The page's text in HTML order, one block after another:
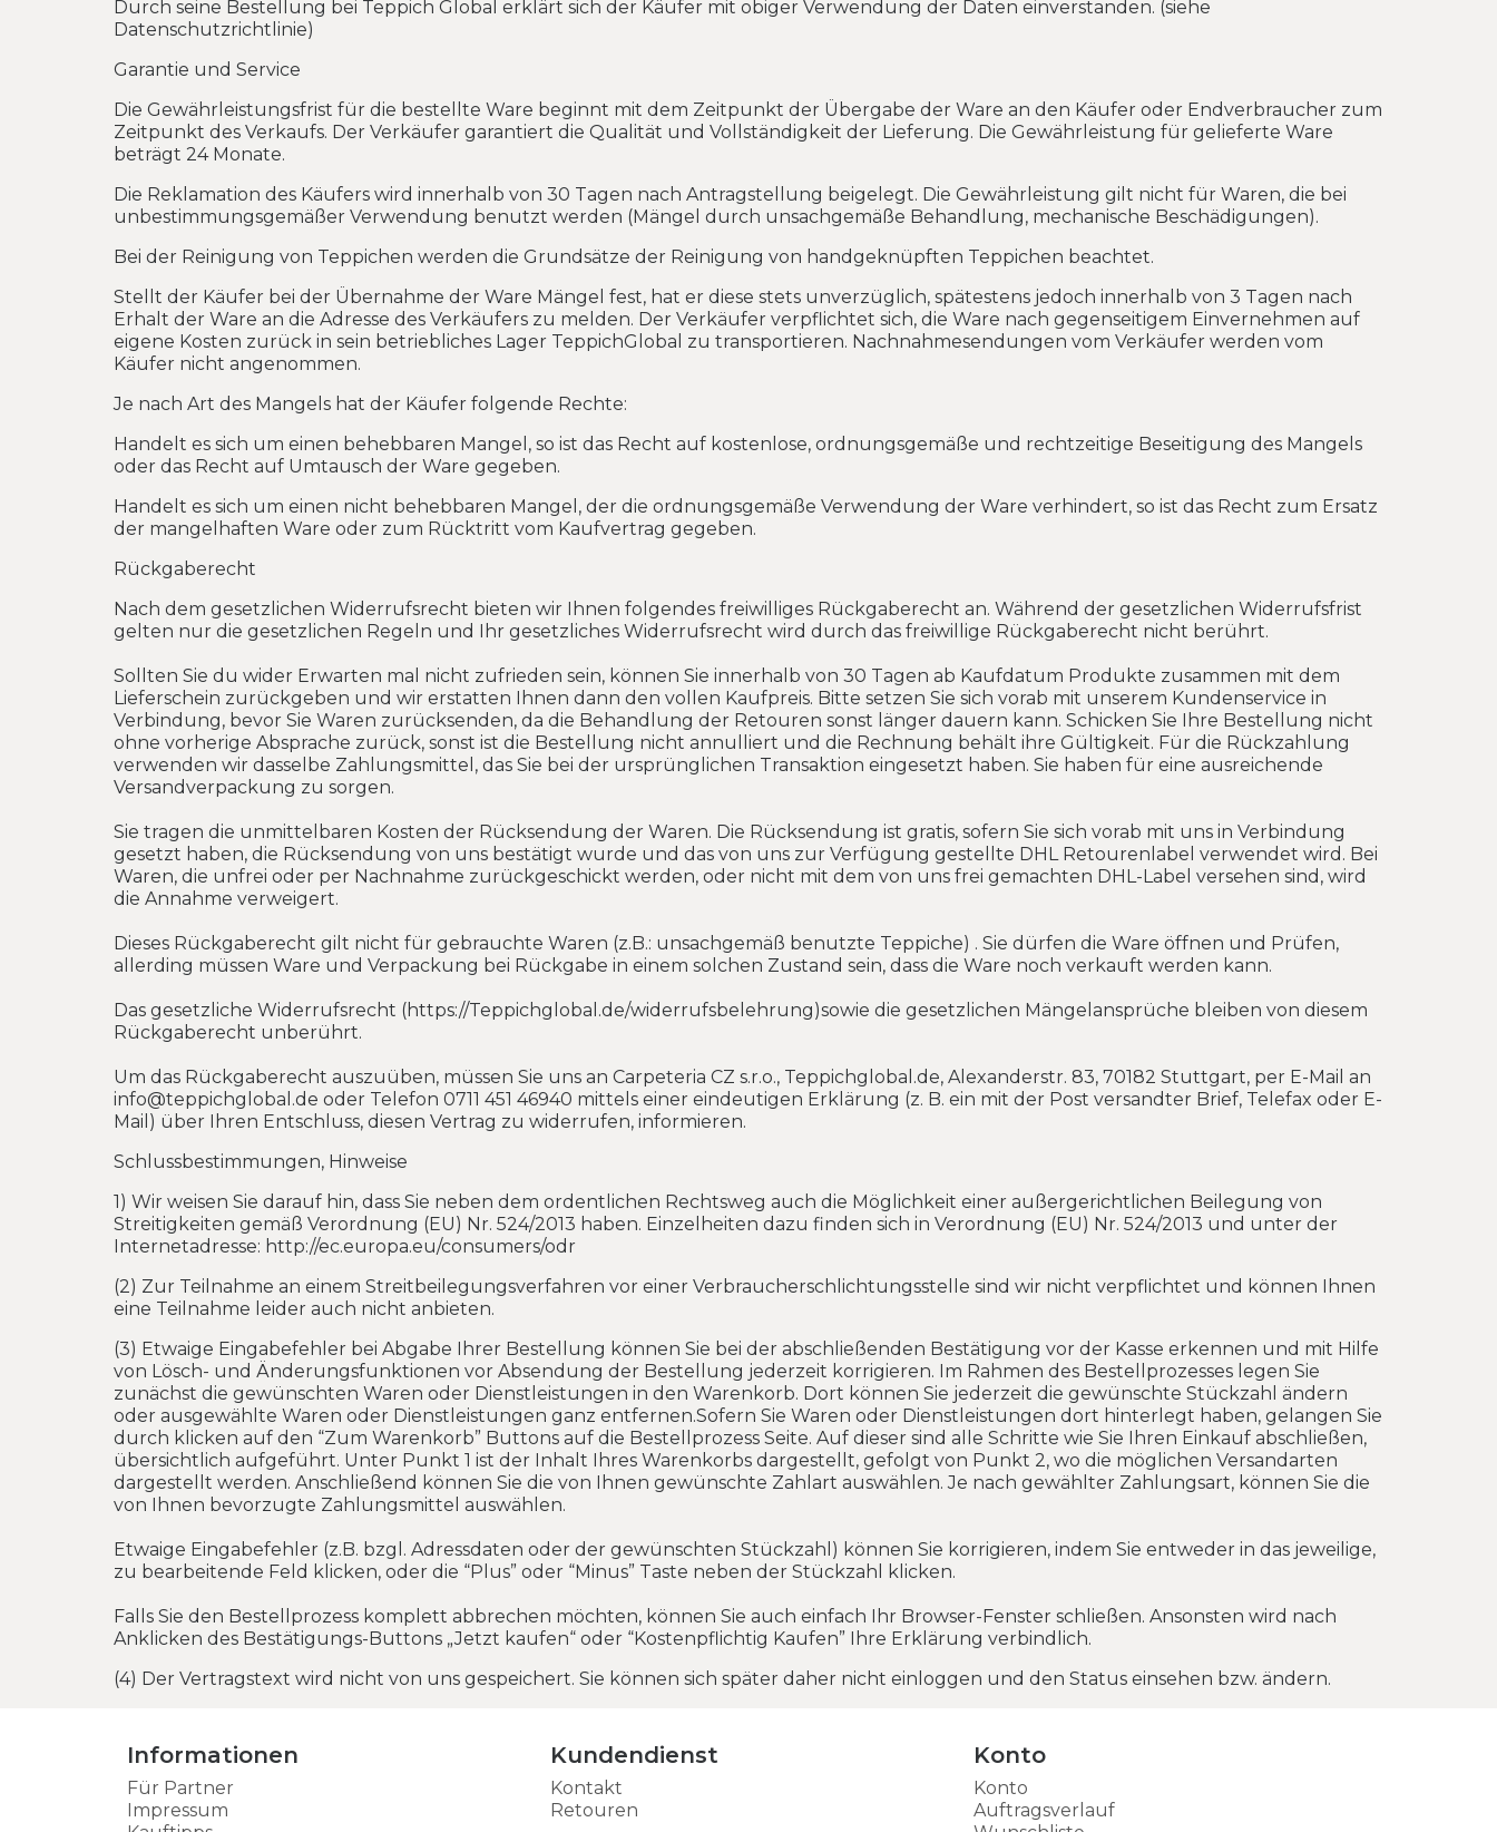
Durch seine Bestellung bei Teppich Global erklärt sich der Käufer mit obiger Verwendung der Daten einverstanden. (siehe
Datenschutzrichtlinie)
Garantie und Service
Die Gewährleistungsfrist für die bestellte Ware beginnt mit dem Zeitpunkt der Übergabe der Ware an den Käufer oder Endverbraucher zum
Zeitpunkt des Verkaufs. Der Verkäufer garantiert die Qualität und Vollständigkeit der Lieferung. Die Gewährleistung für gelieferte Ware
beträgt 24 Monate.
Die Reklamation des Käufers wird innerhalb von 30 Tagen nach Antragstellung beigelegt. Die Gewährleistung gilt nicht für Waren, die bei
unbestimmungsgemäßer Verwendung benutzt werden (Mängel durch unsachgemäße Behandlung, mechanische Beschädigungen).
Bei der Reinigung von Teppichen werden die Grundsätze der Reinigung von handgeknüpften Teppichen beachtet.
Stellt der Käufer bei der Übernahme der Ware Mängel fest, hat er diese stets unverzüglich, spätestens jedoch innerhalb von 3 Tagen nach
Erhalt der Ware an die Adresse des Verkäufers zu melden. Der Verkäufer verpflichtet sich, die Ware nach gegenseitigem Einvernehmen auf
eigene Kosten zurück in sein betriebliches Lager TeppichGlobal zu transportieren. Nachnahmesendungen vom Verkäufer werden vom
Käufer nicht angenommen.
Je nach Art des Mangels hat der Käufer folgende Rechte:
Handelt es sich um einen behebbaren Mangel, so ist das Recht auf kostenlose, ordnungsgemäße und rechtzeitige Beseitigung des Mangels
oder das Recht auf Umtausch der Ware gegeben.
Handelt es sich um einen nicht behebbaren Mangel, der die ordnungsgemäße Verwendung der Ware verhindert, so ist das Recht zum Ersatz
der mangelhaften Ware oder zum Rücktritt vom Kaufvertrag gegeben.
Rückgaberecht
Nach dem gesetzlichen Widerrufsrecht bieten wir Ihnen folgendes freiwilliges Rückgaberecht an. Während der gesetzlichen Widerrufsfrist
gelten nur die gesetzlichen Regeln und Ihr gesetzliches Widerrufsrecht wird durch das freiwillige Rückgaberecht nicht berührt.
Sollten Sie du wider Erwarten mal nicht zufrieden sein, können Sie innerhalb von 30 Tagen ab Kaufdatum Produkte zusammen mit dem
Lieferschein zurückgeben und wir erstatten Ihnen dann den vollen Kaufpreis. Bitte setzen Sie sich vorab mit unserem Kundenservice in
Verbindung, bevor Sie Waren zurücksenden, da die Behandlung der Retouren sonst länger dauern kann. Schicken Sie Ihre Bestellung nicht
ohne vorherige Absprache zurück, sonst ist die Bestellung nicht annulliert und die Rechnung behält ihre Gültigkeit. Für die Rückzahlung
verwenden wir dasselbe Zahlungsmittel, das Sie bei der ursprünglichen Transaktion eingesetzt haben. Sie haben für eine ausreichende
Versandverpackung zu sorgen.
Sie tragen die unmittelbaren Kosten der Rücksendung der Waren. Die Rücksendung ist gratis, sofern Sie sich vorab mit uns in Verbindung
gesetzt haben, die Rücksendung von uns bestätigt wurde und das von uns zur Verfügung gestellte DHL Retourenlabel verwendet wird. Bei
Waren, die unfrei oder per Nachnahme zurückgeschickt werden, oder nicht mit dem von uns frei gemachten DHL-Label versehen sind, wird
die Annahme verweigert.
Dieses Rückgaberecht gilt nicht für gebrauchte Waren (z.B.: unsachgemäß benutzte Teppiche) . Sie dürfen die Ware öffnen und Prüfen,
allerding müssen Ware und Verpackung bei Rückgabe in einem solchen Zustand sein, dass die Ware noch verkauft werden kann.
Das gesetzliche Widerrufsrecht (https://Teppichglobal.de/widerrufsbelehrung)sowie die gesetzlichen Mängelansprüche bleiben von diesem
Rückgaberecht unberührt.
Um das Rückgaberecht auszuüben, müssen Sie uns an Carpeteria CZ s.r.o., Teppichglobal.de, Alexanderstr. 83, 70182 Stuttgart, per E-Mail an
info@teppichglobal.de oder Telefon 0711 451 46940 mittels einer eindeutigen Erklärung (z. B. ein mit der Post versandter Brief, Telefax oder E-
Mail) über Ihren Entschluss, diesen Vertrag zu widerrufen, informieren.
Schlussbestimmungen, Hinweise
1) Wir weisen Sie darauf hin, dass Sie neben dem ordentlichen Rechtsweg auch die Möglichkeit einer außergerichtlichen Beilegung von
Streitigkeiten gemäß Verordnung (EU) Nr. 524/2013 haben. Einzelheiten dazu finden sich in Verordnung (EU) Nr. 524/2013 und unter der
Internetadresse: http://ec.europa.eu/consumers/odr
(2) Zur Teilnahme an einem Streitbeilegungsverfahren vor einer Verbraucherschlichtungsstelle sind wir nicht verpflichtet und können Ihnen
eine Teilnahme leider auch nicht anbieten.
(3) Etwaige Eingabefehler bei Abgabe Ihrer Bestellung können Sie bei der abschließenden Bestätigung vor der Kasse erkennen und mit Hilfe
von Lösch- und Änderungsfunktionen vor Absendung der Bestellung jederzeit korrigieren. Im Rahmen des Bestellprozesses legen Sie
zunächst die gewünschten Waren oder Dienstleistungen in den Warenkorb. Dort können Sie jederzeit die gewünschte Stückzahl ändern
oder ausgewählte Waren oder Dienstleistungen ganz entfernen.Sofern Sie Waren oder Dienstleistungen dort hinterlegt haben, gelangen Sie
durch klicken auf den “Zum Warenkorb” Buttons auf die Bestellprozess Seite. Auf dieser sind alle Schritte wie Sie Ihren Einkauf abschließen,
übersichtlich aufgeführt. Unter Punkt 1 ist der Inhalt Ihres Warenkorbs dargestellt, gefolgt von Punkt 2, wo die möglichen Versandarten
dargestellt werden. Anschließend können Sie die von Ihnen gewünschte Zahlart auswählen. Je nach gewählter Zahlungsart, können Sie die
von Ihnen bevorzugte Zahlungsmittel auswählen.
Etwaige Eingabefehler (z.B. bzgl. Adressdaten oder der gewünschten Stückzahl) können Sie korrigieren, indem Sie entweder in das jeweilige,
zu bearbeitende Feld klicken, oder die “Plus” oder “Minus” Taste neben der Stückzahl klicken.
Falls Sie den Bestellprozess komplett abbrechen möchten, können Sie auch einfach Ihr Browser-Fenster schließen. Ansonsten wird nach
Anklicken des Bestätigungs-Buttons „Jetzt kaufen“ oder “Kostenpflichtig Kaufen” Ihre Erklärung verbindlich.
(4) Der Vertragstext wird nicht von uns gespeichert. Sie können sich später daher nicht einloggen und den Status einsehen bzw. ändern.
Informationen
Für Partner
Impressum
Kundendienst
Kontakt
Retouren
Konto
Konto
Auftragsverlauf